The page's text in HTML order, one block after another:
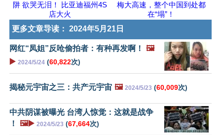
阱 欲哭无泪！ 比亚迪福州4S
店大火
梅大高速，整个中国到处都
在“塌”！
更多文章导读： 2024年5月21日
网红“凤姐”反呛偷拍者：有种再发啊！
🖼️
▶️ 2024/5/24 (60,822次)
揭秘元宇宙之三：共产元宇宙 🖼️ 2024/5/23 (60,009次)
中共阴谋被曝光 台湾人惊觉：这就是战争
！
🖼️▶️ 2024/5/23 (67,664次)